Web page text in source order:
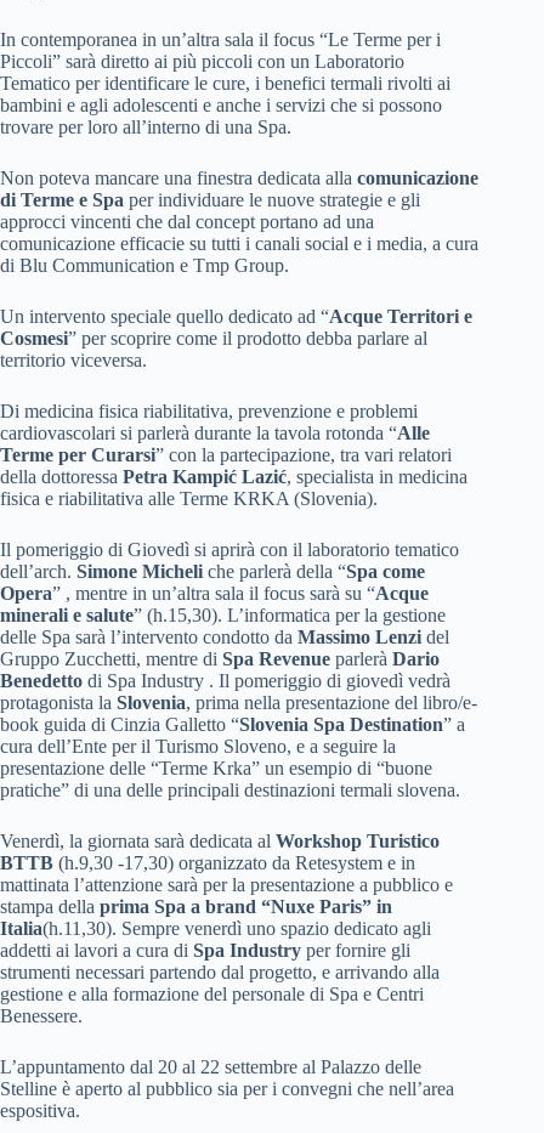
In contemporanea in un’altra sala il focus “Le Terme per i
Piccoli” sarà diretto ai più piccoli con un Laboratorio
Tematico per identificare le cure, i benefici termali rivolti ai
bambini e agli adolescenti e anche i servizi che si possono
trovare per loro all’interno di una Spa.
Non poteva mancare una finestra dedicata alla comunicazione
di Terme e Spa per individuare le nuove strategie e gli
approcci vincenti che dal concept portano ad una
comunicazione efficacie su tutti i canali social e i media, a cura
di Blu Communication e Tmp Group.
Un intervento speciale quello dedicato ad “Acque Territori e
Cosmesi” per scoprire come il prodotto debba parlare al
territorio viceversa.
Di medicina fisica riabilitativa, prevenzione e problemi
cardiovascolari si parlerà durante la tavola rotonda “Alle
Terme per Curarsi” con la partecipazione, tra vari relatori
della dottoressa Petra Kampić Lazić, specialista in medicina
fisica e riabilitativa alle Terme KRKA (Slovenia).
Il pomeriggio di Giovedì si aprirà con il laboratorio tematico
dell’arch. Simone Micheli che parlerà della “Spa come
Opera” , mentre in un’altra sala il focus sarà su “Acque
minerali e salute” (h.15,30). L’informatica per la gestione
delle Spa sarà l’intervento condotto da Massimo Lenzi del
Gruppo Zucchetti, mentre di Spa Revenue parlerà Dario
Benedetto di Spa Industry . Il pomeriggio di giovedì vedrà
protagonista la Slovenia, prima nella presentazione del libro/e-
book guida di Cinzia Galletto “Slovenia Spa Destination” a
cura dell’Ente per il Turismo Sloveno, e a seguire la
presentazione delle “Terme Krka” un esempio di “buone
pratiche” di una delle principali destinazioni termali slovena.
Venerdì, la giornata sarà dedicata al Workshop Turistico
BTTB (h.9,30 -17,30) organizzato da Retesystem e in
mattinata l’attenzione sarà per la presentazione a pubblico e
stampa della prima Spa a brand “Nuxe Paris” in
Italia(h.11,30). Sempre venerdì uno spazio dedicato agli
addetti ai lavori a cura di Spa Industry per fornire gli
strumenti necessari partendo dal progetto, e arrivando alla
gestione e alla formazione del personale di Spa e Centri
Benessere.
L’appuntamento dal 20 al 22 settembre al Palazzo delle
Stelline è aperto al pubblico sia per i convegni che nell’area
espositiva.